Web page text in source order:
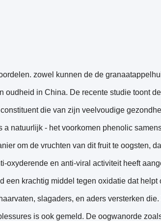
zowel kunnen de de
oudheid in China. De recente studie toont
die van zijn veelvoudige
natuurlijk - het voorkomen phenolic
om de vruchten van dit fruit te oogsten,
oxyderende en anti-viral activiteit heeft
een krachtig middel tegen oxidatie dat helpt
slagaders, en aders versterken
is ook gemeld. De oogwanorde